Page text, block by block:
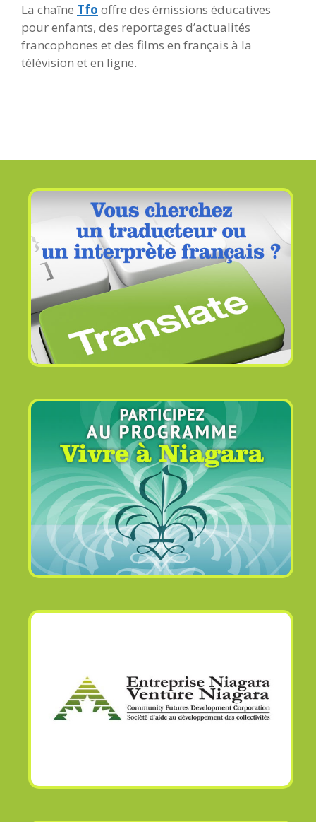
La chaîne Tfo offre des émissions éducatives
pour enfants, des reportages d’actualités
francophones et des films en français à la
télévision et en ligne.